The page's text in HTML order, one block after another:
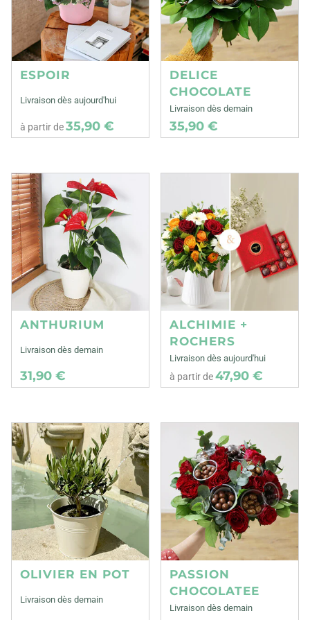
ESPOIR
Livraison dès aujourd'hui
à partir de35,90 €
DELICE
CHOCOLATE
Livraison dès demain
35,90 €
ANTHURIUM
Livraison dès demain
31,90 €
ALCHIMIE +
ROCHERS
Livraison dès aujourd'hui
à partir de47,90 €
OLIVIER EN POT
Livraison dès demain
PASSION
CHOCOLATEE
Livraison dès demain